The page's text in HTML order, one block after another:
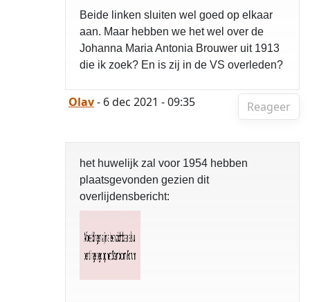
Beide linken sluiten wel goed op elkaar
aan. Maar hebben we het wel over de
Johanna Maria Antonia Brouwer uit 1913
die ik zoek? En is zij in de VS overleden?
Reageer
Olav- 6 dec 2021 - 09:35
het huwelijk zal voor 1954 hebben
plaatsgevonden gezien dit
overlijdensbericht: